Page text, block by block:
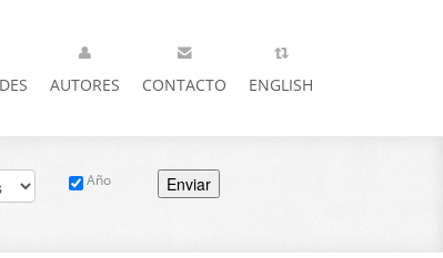
AUTORES CONTACTO ENGLISH
Año Enviar